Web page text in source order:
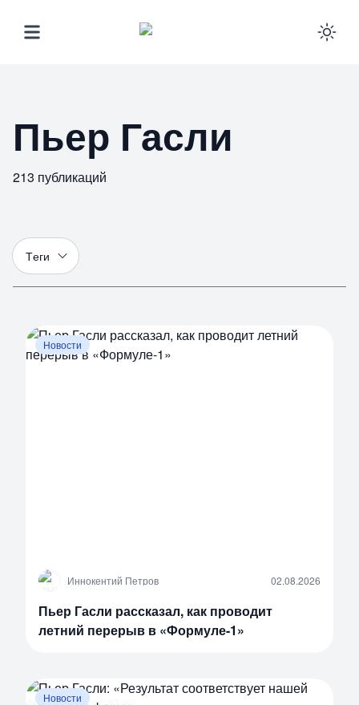
Пьер Гасли
213 публикаций
Теги
Новости
И Иннокентий Петров 02.08.2026
Пьер Гасли рассказал, как проводит
летний перерыв в «Формуле-1»
Новости